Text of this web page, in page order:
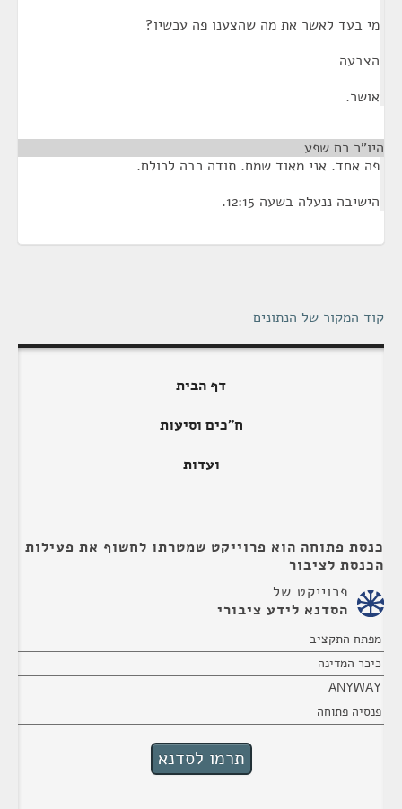
מי בעד לאשר את מה שהצענו פה עכשיו?
הצבעה
אושר.
היו"ר רם שפע
פה אחד. אני מאוד שמח. תודה רבה לכולם.
הישיבה ננעלה בשעה 12:15.
קוד המקור של הנתונים
דף הבית
ח"כים וסיעות
ועדות
כנסת פתוחה הוא פרוייקט שמטרתו לחשוף את פעילות
הכנסת לציבור
פרוייקט של
הסדנא לידע ציבורי
מפתח התקציב
כיכר המדינה
ANYWAY
פנסיה פתוחה